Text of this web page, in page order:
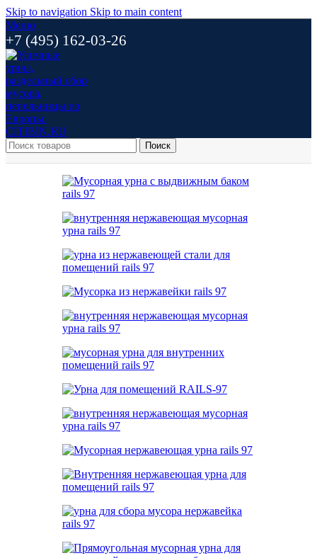
Skip to navigation Skip to main content
Меню
+7 (495) 162-03-26
Поиск